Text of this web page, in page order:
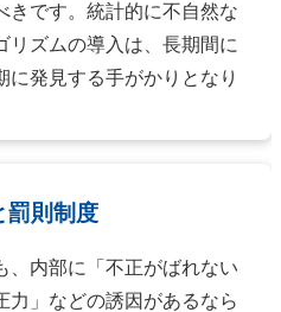
きです。統計的に不自然な
リズムの導入は、長期間に
発見する手がかりとなり
罰則制度
、内部に「不正がばれない
力」などの誘因があるなら